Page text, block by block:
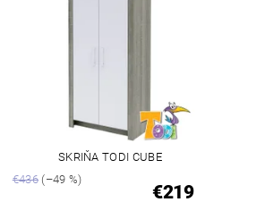
SKRIŇA TODI CUBE
€436 (–49 %)
€219